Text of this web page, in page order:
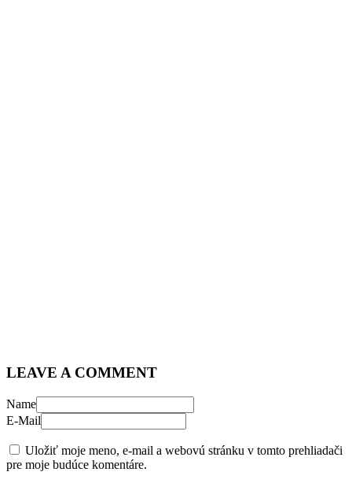
LEAVE A COMMENT
Name
E-Mail
Uložiť moje meno, e-mail a webovú stránku v tomto prehliadači
pre moje budúce komentáre.